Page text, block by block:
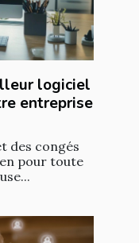
logiciel
entreprise
des congés
pour toute